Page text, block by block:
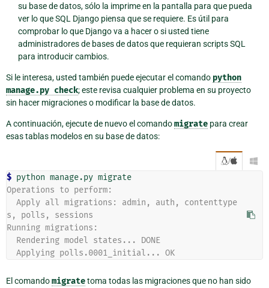
su base de datos, sólo la imprime en la pantalla para que pueda
ver lo que SQL Django piensa que se requiere. Es útil para
comprobar lo que Django va a hacer o si usted tiene
administradores de bases de datos que requieran scripts SQL
para introducir cambios.
Si le interesa, usted también puede ejecutar el comando python
manage.py check; este revisa cualquier problema en su proyecto
sin hacer migraciones o modificar la base de datos.
A continuación, ejecute de nuevo el comandomigrate para crear
esas tablas modelos en su base de datos:
/ 
$
Operations to perform:
s, polls, sessions
Running migrations:
  Rendering model states... DONE
  Applying polls.0001_initial... OK
El comandomigratetoma todas las migraciones que no han sido